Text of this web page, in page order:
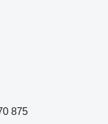
875